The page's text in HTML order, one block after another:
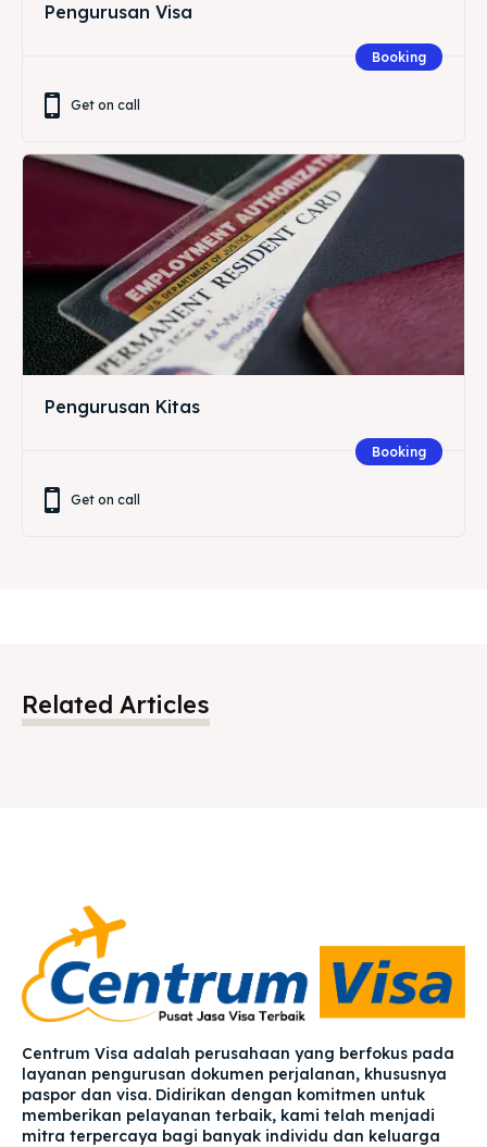
Pengurusan Visa
Booking
Get on call
Pengurusan Kitas
Booking
Get on call
Related Articles
Centrum Visa adalah perusahaan yang berfokus pada
layanan pengurusan dokumen perjalanan, khususnya
paspor dan visa. Didirikan dengan komitmen untuk
memberikan pelayanan terbaik, kami telah menjadi
mitra terpercaya bagi banyak individu dan keluarga